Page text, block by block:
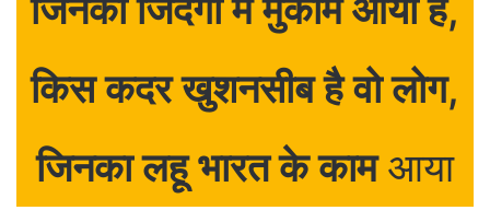
किस कदर खुशनसीब है वो लोग,
जिनका लहू भारत के कामआया